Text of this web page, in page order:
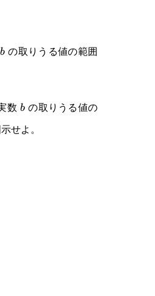
b
b の取りうる値の範囲
数b
b の取りうる値の
せよ。